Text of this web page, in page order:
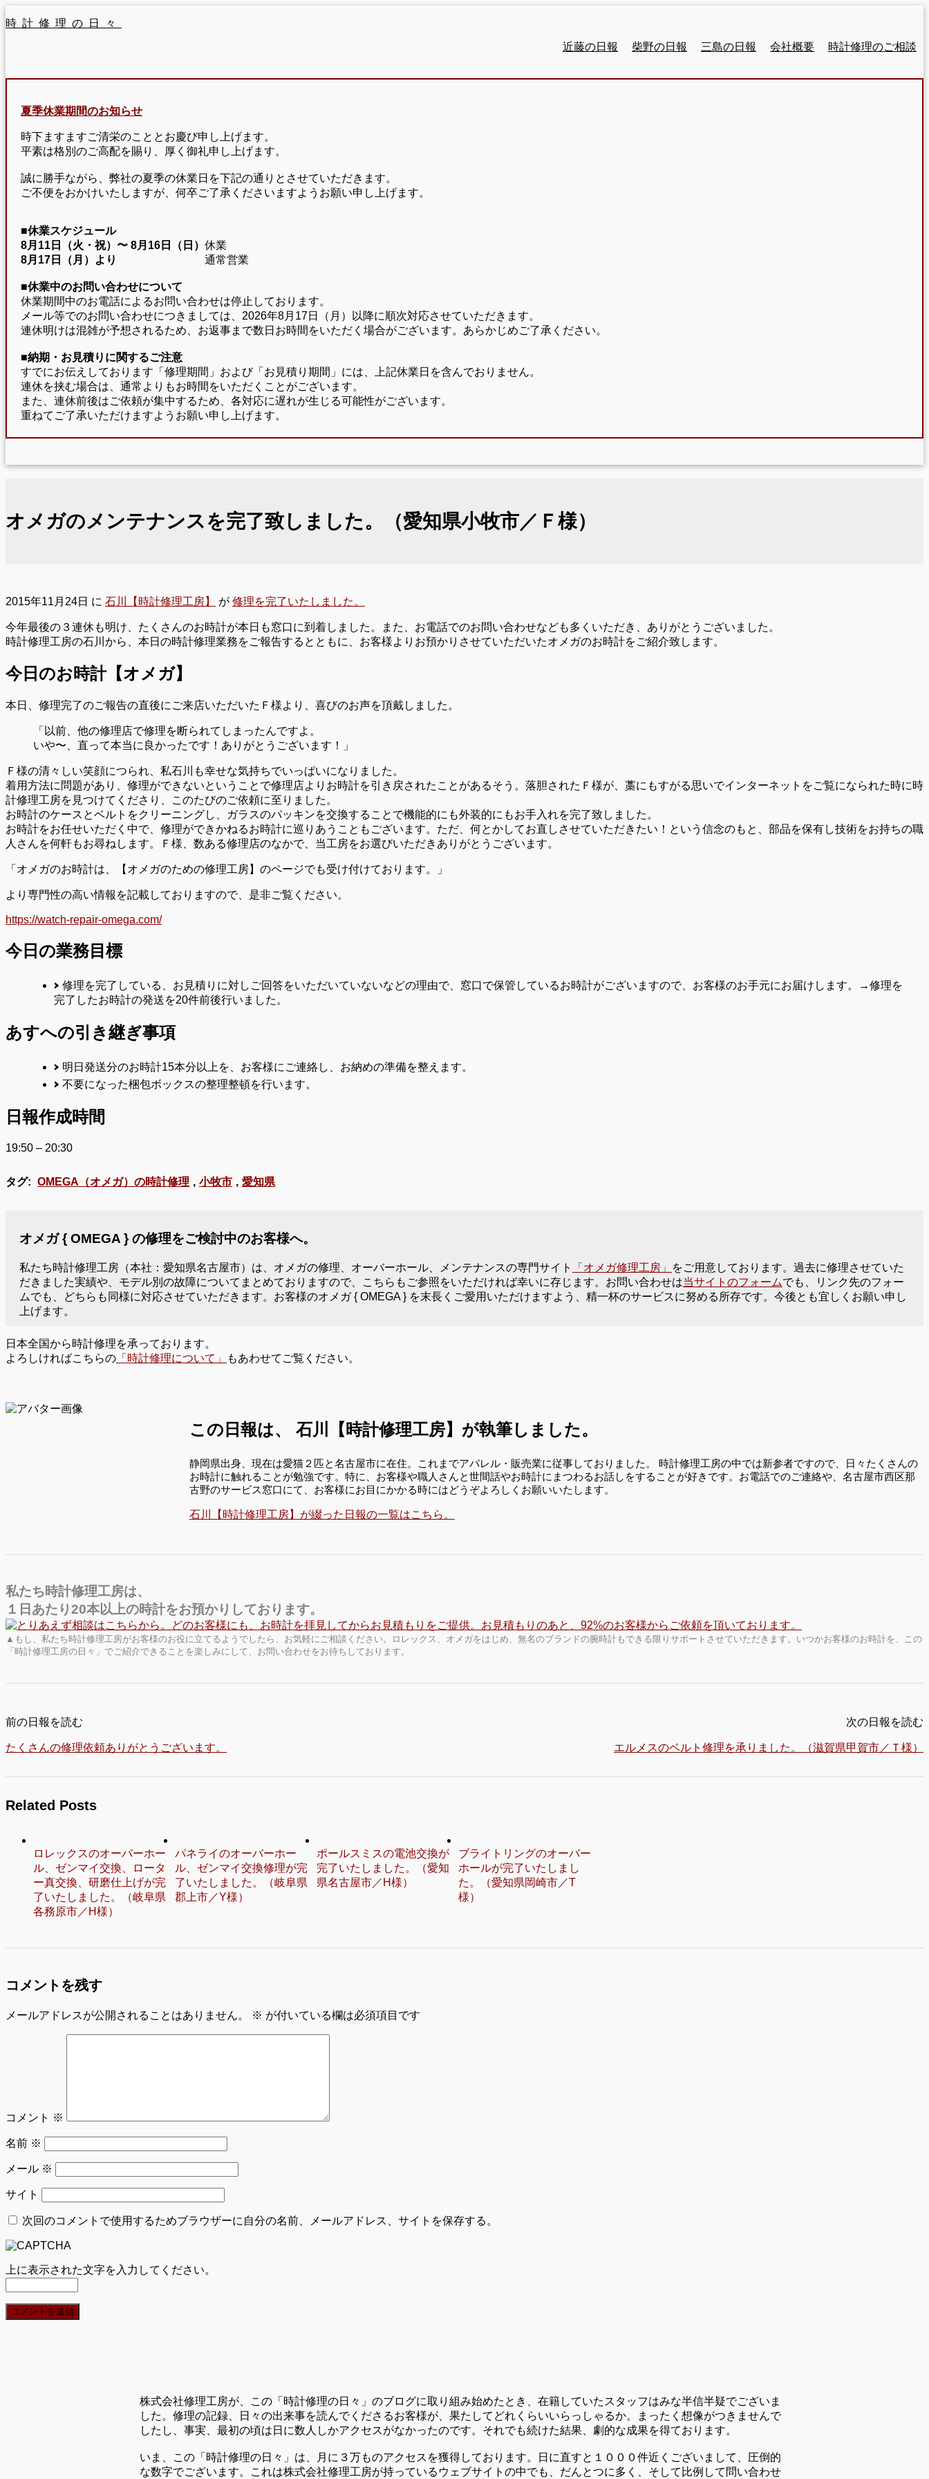
時計修理の日々
近藤の日報
柴野の日報 三島の日報 会社概要 時計修理のご相談
夏季休業期間のお知らせ
時下ますますご清栄のこととお慶び申し上げます。
平素は格別のご高配を賜り、厚く御礼申し上げます。
誠に勝手ながら、弊社の夏季の休業日を下記の通りとさせていただきます。
ご不便をおかけいたしますが、何卒ご了承くださいますようお願い申し上げます。
■休業スケジュール
8月11日（火・祝）〜 8月16日（日） 休業
8月17日（月）より
通常営業
■休業中のお問い合わせについて
休業期間中のお電話によるお問い合わせは停止しております。
メール等でのお問い合わせにつきましては、2026年8月17日（月）以降に順次対応させていただきます。
連休明けは混雑が予想されるため、お返事まで数日お時間をいただく場合がございます。あらかじめご了承ください。
■納期・お見積りに関するご注意
すでにお伝えしております「修理期間」および「お見積り期間」には、上記休業日を含んでおりません。
連休を挟む場合は、通常よりもお時間をいただくことがございます。
また、連休前後はご依頼が集中するため、各対応に遅れが生じる可能性がございます。
重ねてご了承いただけますようお願い申し上げます。
オメガのメンテナンスを完了致しました。（愛知県小牧市／Ｆ様）
2015年11月24日 に 石川【時計修理工房】 が 修理を完了いたしました。
今年最後の３連休も明け、たくさんのお時計が本日も窓口に到着しました。また、お電話でのお問い合わせなども多くいただき、ありがとうございました。
時計修理工房の石川から、本日の時計修理業務をご報告するとともに、お客様よりお預かりさせていただいたオメガのお時計をご紹介致します。
今日のお時計【オメガ】
本日、修理完了のご報告の直後にご来店いただいたＦ様より、喜びのお声を頂戴しました。
「以前、他の修理店で修理を断られてしまったんですよ。
いや〜、直って本当に良かったです！ありがとうございます！」
Ｆ様の清々しい笑顔につられ、私石川も幸せな気持ちでいっぱいになりました。
着用方法に問題があり、修理ができないということで修理店よりお時計を引き戻されたことがあるそう。落胆されたＦ様が、藁にもすがる思いでインターネットをご覧になられた時に時
計修理工房を見つけてくださり、このたびのご依頼に至りました。
お時計のケースとベルトをクリーニングし、ガラスのパッキンを交換することで機能的にも外装的にもお手入れを完了致しました。
お時計をお任せいただく中で、修理ができかねるお時計に巡りあうこともございます。ただ、何とかしてお直しさせていただきたい！という信念のもと、部品を保有し技術をお持ちの職
人さんを何軒もお尋ねします。Ｆ様、数ある修理店のなかで、当工房をお選びいただきありがとうございます。
「オメガのお時計は、【オメガのための修理工房】のページでも受け付けております。」
より専門性の高い情報を記載しておりますので、是非ご覧ください。
https://watch-repair-omega.com/
今日の業務目標
修理を完了している、お見積りに対しご回答をいただいていないなどの理由で、窓口で保管しているお時計がございますので、お客様のお手元にお届けします。→修理を
完了したお時計の発送を20件前後行いました。
あすへの引き継ぎ事項
明日発送分のお時計15本分以上を、お客様にご連絡し、お納めの準備を整えます。
不要になった梱包ボックスの整理整頓を行います。
日報作成時間
19:50 – 20:30
タグ: OMEGA（オメガ）の時計修理 , 小牧市 , 愛知県
オメガ { OMEGA } の修理をご検討中のお客様へ。
私たち時計修理工房（本社：愛知県名古屋市）は、オメガの修理、オーバーホール、メンテナンスの専門サイト 「オメガ修理工房」
をご用意しております。過去に修理させていた
だきました実績や、モデル別の故障についてまとめておりますので、こちらもご参照をいただければ幸いに存じます。お問い合わせは当サイトのフォームでも、リンク先のフォー
ムでも、どちらも同様に対応させていただきます。お客様のオメガ { OMEGA } を末長くご愛用いただけますよう、精一杯のサービスに努める所存です。今後とも宜しくお願い申し
上げます。
日本全国から時計修理を承っております。
よろしければこちらの 「時計修理について」 もあわせてご覧ください。
この日報は、 石川【時計修理工房】が執筆しました。
静岡県出身、現在は愛猫２匹と名古屋市に在住。これまでアパレル・販売業に従事しておりました。 時計修理工房の中では新参者ですので、日々たくさんの
お時計に触れることが勉強です。特に、お客様や職人さんと世間話やお時計にまつわるお話しをすることが好きです。お電話でのご連絡や、名古屋市西区那
古野のサービス窓口にて、お客様にお目にかかる時にはどうぞよろしくお願いいたします。
石川【時計修理工房】が綴った日報の一覧はこちら。
私たち時計修理工房は、
１日あたり20本以上の時計をお預かりしております。
▲もし、私たち時計修理工房がお客様のお役に立てるようでしたら、お気軽にご相談ください。ロレックス、オメガをはじめ、無名のブランドの腕時計もできる限りサポートさせていただきます。いつかお客様のお時計を、この
「時計修理工房の日々」でご紹介できることを楽しみにして、お問い合わせをお待ちしております。
前の日報を読む
たくさんの修理依頼ありがとうございます。
次の日報を読む
エルメスのベルト修理を承りました。（滋賀県甲賀市／Ｔ様）
Related Posts
ロレックスのオーバーホー
ル、ゼンマイ交換、ロータ
ー真交換、研磨仕上げが完
了いたしました。（岐阜県
各務原市／H様）
パネライのオーバーホー
ル、ゼンマイ交換修理が完
了いたしました。（岐阜県
郡上市／Y様）
ポールスミスの電池交換が
完了いたしました。（愛知
県名古屋市／H様）
ブライトリングのオーバー
ホールが完了いたしまし
た。（愛知県岡崎市／T
様）
コメントを残す
メールアドレスが公開されることはありません。 ※ が付いている欄は必須項目です
コメント ※
名前 ※
メール ※
サイト
次回のコメントで使用するためブラウザーに自分の名前、メールアドレス、サイトを保存する。
上に表示された文字を入力してください。
株式会社修理工房が、この「時計修理の日々」のブログに取り組み始めたとき、在籍していたスタッフはみな半信半疑でございま
した。修理の記録、日々の出来事を読んでくださるお客様が、果たしてどれくらいいらっしゃるか。まったく想像がつきませんで
したし、事実、最初の頃は日に数人しかアクセスがなかったのです。それでも続けた結果、劇的な成果を得ております。
いま、この「時計修理の日々」は、月に３万ものアクセスを獲得しております。日に直すと１０００件近くございまして、圧倒的
な数字でございます。これは株式会社修理工房が持っているウェブサイトの中でも、だんとつに多く、そして比例して問い合わせ